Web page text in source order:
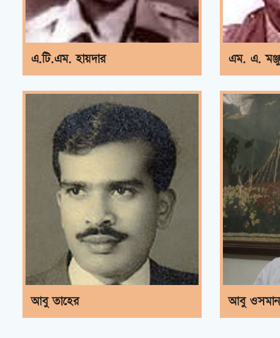
এ.টি.এম. হায়দার এম. এ.
আবু তাহের আবু ওসমান